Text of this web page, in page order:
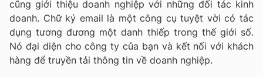
cũng giới thiệu doanh nghiệp với những đối tác kinh
doanh. Chữ ký email là một công cụ tuyệt vời có tác
dụng tương đương một danh thiếp trong thế giới số.
Nó đại diện cho công ty của bạn và kết nối với khách
hàng để truyền tải thông tin về doanh nghiệp.